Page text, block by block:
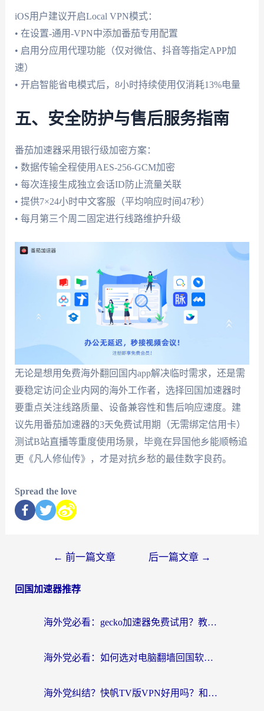
iOS用户建议开启Local VPN模式：
• 在设置-通用-VPN中添加番茄专用配置
• 启用分应用代理功能（仅对微信、抖音等指定APP加
速）
• 开启智能省电模式后，8小时持续使用仅消耗13%电量
五、安全防护与售后服务指南
番茄加速器采用银行级加密方案：
• 数据传输全程使用AES-256-GCM加密
• 每次连接生成独立会话ID防止流量关联
• 提供7×24小时中文客服（平均响应时间47秒）
• 每月第三个周二固定进行线路维护升级
无论是想用免费海外翻回国内app解决临时需求，还是需
要稳定访问企业内网的海外工作者，选择回国加速器时
要重点关注线路质量、设备兼容性和售后响应速度。建
议先用番茄加速器的3天免费试用期（无需绑定信用卡）
测试B站直播等重度使用场景，毕竟在异国他乡能顺畅追
更《凡人修仙传》，才是对抗乡愁的最佳数字良药。
Spread the love
← 前一篇文章 后一篇文章 →
回国加速器推荐
海外党必看：gecko加速器免费试用？教你选对回国加速器，无缝刷国内剧玩游戏
海外党必看：如何选对电脑翻墙回国软件，轻松解锁国内资源？
海外党纠结？快帆TV版VPN好用吗？和扇贝手游VPN对比哪个回国效果更好？